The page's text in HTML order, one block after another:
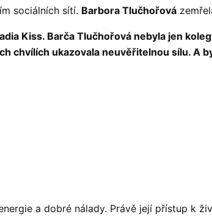
sociálních sítí. Barbora Tlučhořová
Kiss. Barča Tlučhořová nebyla jen
chvílích ukazovala neuvěřitelnou sílu. A
a dobré nálady. Právě její přístup k